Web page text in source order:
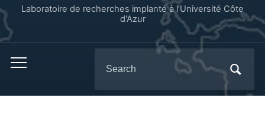
Laboratoire de recherches implanté à l’Université Côte
d'Azur
for: